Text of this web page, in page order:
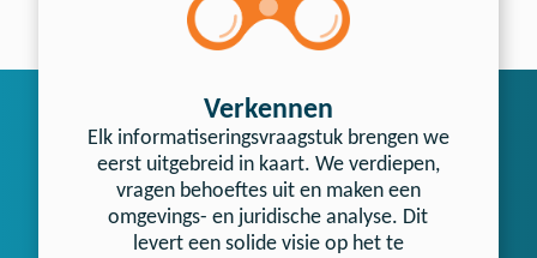
Verkennen
Elk informatiseringsvraagstuk brengen we
eerst uitgebreid in kaart. We verdiepen,
vragen behoeftes uit en maken een
omgevings- en juridische analyse. Dit
levert een solide visie op het te